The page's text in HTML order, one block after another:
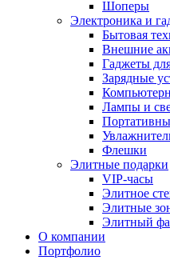
Шоперы
Электроника и
Бытовая
Внешние
Гаджеты
Зарядные
Лампы и
Флешки
Элитные подарки
VIP-часы
Элитное
Элитные
Элитный
О компании
Портфолио